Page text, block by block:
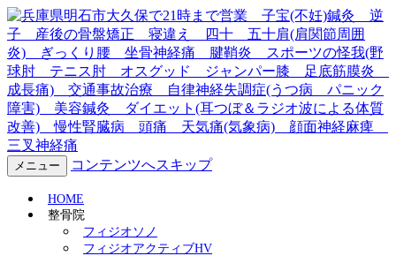
兵庫県明石市大久保で21時ま
で営業 子宝(不妊)鍼灸 逆
子 産後の骨盤矯正 寝違
え 四十 五十肩(肩関節周囲
炎) ぎっくり腰 坐骨神経
痛 腱鞘炎 スポーツの怪我
メニュー コンテンツへスキップ
HOME
整骨院
フィジオソノ
フィジオアクティブHV